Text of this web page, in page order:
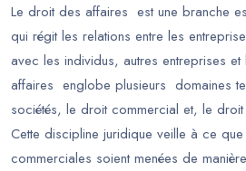
Le droit des affaires est une branche
qui régit les relations entre les
avec les individus, autres entreprises
affaires englobe plusieurs domaines
sociétés, le droit commercial et, le
Cette discipline juridique veille à ce que
commerciales soient menées de